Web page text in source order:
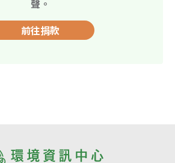
聲。
前往捐款